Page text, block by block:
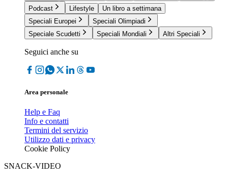
Podcast
Lifestyle
Un libro a settimana
Speciali Europei
Speciali Olimpiadi
Speciale Scudetti
Speciali Mondiali Altri Speciali
Seguici anche su
Area personale
Help e Faq
Info e contatti
Termini del servizio
Utilizzo dati e privacy
Cookie Policy
SNACK-VIDEO